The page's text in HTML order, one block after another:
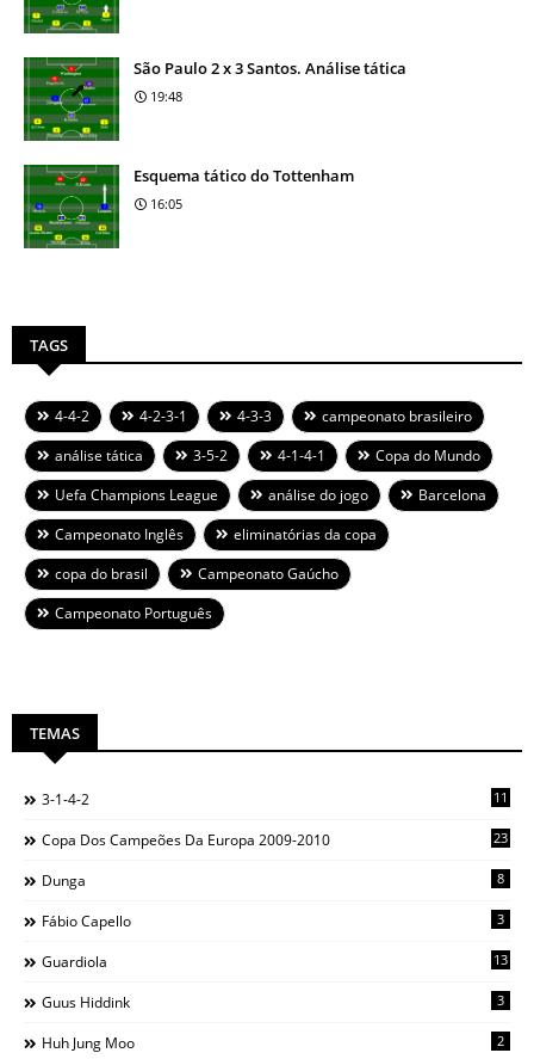
São Paulo 2 x 3 Santos. Análise tática
19:48
Esquema tático do Tottenham
16:05
TAGS
4-4-2 4-2-3-1 4-3-3
campeonato brasileiro
análise tática
3-5-2 4-1-4-1
Copa do Mundo
Uefa Champions League
análise do jogo
Barcelona
Campeonato Inglês
eliminatórias da copa
copa do brasil
Campeonato Gaúcho
Campeonato Português
TEMAS
3-1-4-2 11
Copa Dos Campeões Da Europa 2009-2010 23
Dunga 8
Fábio Capello 3
Guardiola 13
Guus Hiddink 3
Huh Jung Moo 2